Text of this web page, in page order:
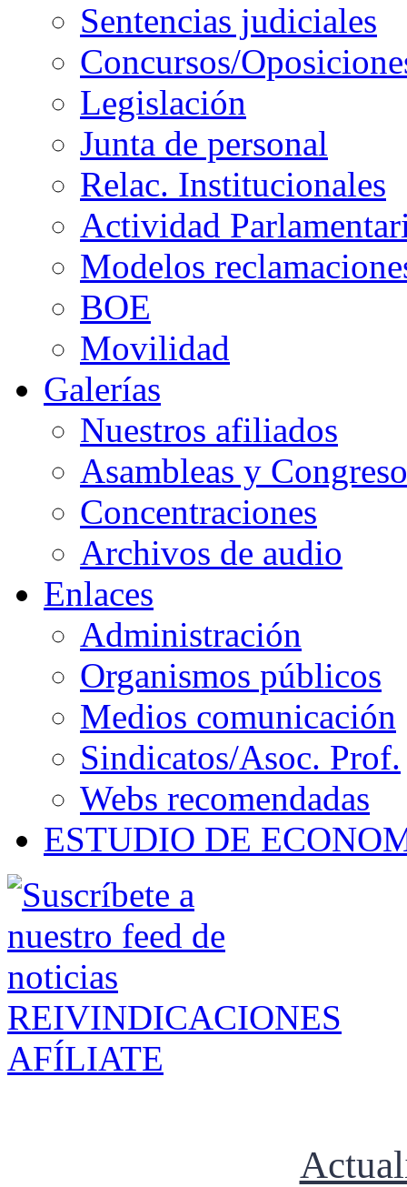
Sentencias judiciales
Concursos/
Legislación
Junta de personal
Relac. Institucionales
Actividad
Modelos
BOE
Movilidad
Galerías
Nuestros afiliados
Asambleas y
Concentraciones
Archivos de audio
Enlaces
Administración
Organismos públicos
Medios comunicación
Sindicatos/Asoc. Prof.
Webs recomendadas
ESTUDIO DE
REIVINDICACIONES
AFÍLIATE